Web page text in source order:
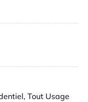
Tout Usage